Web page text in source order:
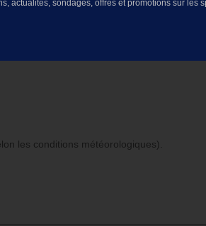
actualités, sondages, offres et promotions sur les
les conditions météorologiques).